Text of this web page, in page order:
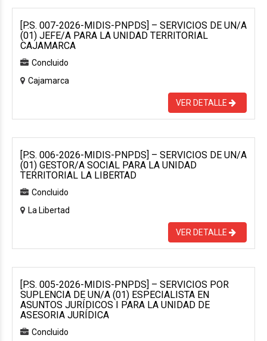
[P.S. 007-2026-MIDIS-PNPDS] – SERVICIOS DE UN/A
(01) JEFE/A PARA LA UNIDAD TERRITORIAL
CAJAMARCA
Concluido
Cajamarca
VER DETALLE
[P.S. 006-2026-MIDIS-PNPDS] – SERVICIOS DE UN/A
(01) GESTOR/A SOCIAL PARA LA UNIDAD
TERRITORIAL LA LIBERTAD
Concluido
La Libertad
VER DETALLE
[P.S. 005-2026-MIDIS-PNPDS] – SERVICIOS POR
SUPLENCIA DE UN/A (01) ESPECIALISTA EN
ASUNTOS JURÍDICOS I PARA LA UNIDAD DE
ASESORIA JURÍDICA
Concluido